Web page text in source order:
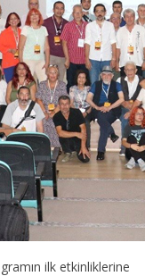
ilk etkinliklerine